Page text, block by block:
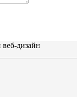
дизайн